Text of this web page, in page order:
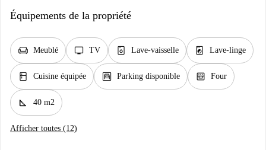
Équipements de la propriété
chair Meublé tv TV dishwasher_gen Lave-vaisselle local_laundry_service Lave-linge
kitchen Cuisine équipée garage Parking disponible oven_gen Four
square_foot 40 m2
Afficher toutes (12)